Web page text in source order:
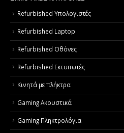
Refurbished Υπολογιστές
Refurbished Laptop
Refurbished Οθόνες
Refurbished Εκτυπωτές
Κινητά με πλήκτρα
Gaming Ακουστικά
Gaming Πληκτρολόγια